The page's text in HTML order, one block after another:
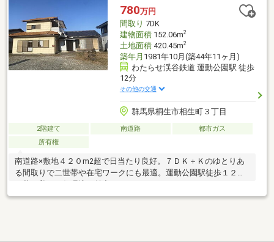
780万円
間取り 7DK
建物面積152.06m2
土地面積420.45m2
築年月 1981年10月(築44年11ヶ月)
わたらせ渓谷鉄道 運動公園駅 徒歩
12分
その他の交通
群馬県桐生市相生町３丁目
2階建て 南道路
都市ガス
所有権
南道路×敷地４２０m2超で日当たり良好。７ＤＫ＋Ｋのゆとりあ
る間取りで二世帯や在宅ワークにも最適。運動公園駅徒歩１２分
の落ち着いた住環境も魅力です。